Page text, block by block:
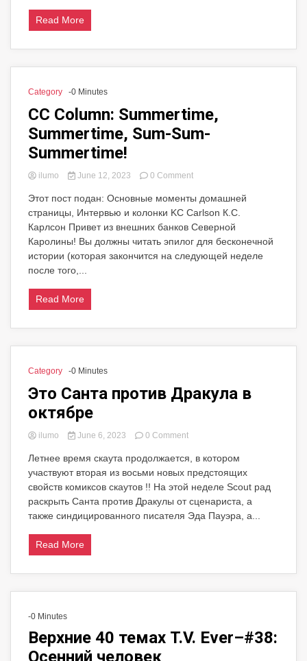
Read More
Category -0 Minutes
CC Column: Summertime,
Summertime, Sum-Sum-
Summertime!
ilumo June 12, 2023 0 Commenton
Column:
Summertime,
Summertime,
Sum-
Summertime!
Этот пост подан: Основные моменты домашней
страницы, Интервью и колонки KC Carlson К.С.
Карлсон Привет из внешних банков Северной
Каролины! Вы должны читать эпилог для бесконечной
истории (которая закончится на следующей неделе
после того,...
Read More
Category -0 Minutes
Это Санта против Дракула в
октябре
ilumo June 6, 2023 0 Commenton
Санта
против
Дракула
октябре
Летнее время скаута продолжается, в котором
участвуют вторая из восьми новых предстоящих
свойств комиксов скаутов !! На этой неделе Scout рад
раскрыть Санта против Дракулы от сценариста, а
также синдицированного писателя Эда Пауэра, а...
Read More
-0 Minutes
Верхние 40 темах T.V. Ever–#38:
Осенний человек